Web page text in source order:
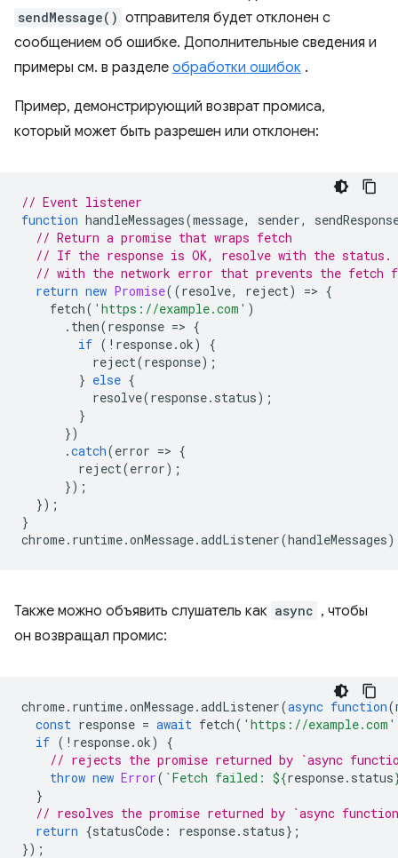
sendMessage() отправителя будет отклонен с
сообщением об ошибке. Дополнительные сведения и
примеры см. в разделе обработки ошибок .
Пример, демонстрирующий возврат промиса,
который может быть разрешен или отклонен:
// Event listener
function handleMessages(message, sender,
// Return a promise that wraps fetch
// If the response is OK, resolve with the
// with the network error that prevents the fetch
return new Promise((resolve, reject) => {
fetch( 'https://example.com' )
. then(response => {
if ( ! response.ok)
{
reject(response);
} else {
resolve(response. status);
}
})
.catch(error => {
reject(error);
});
});
}
chrome. runtime.onMessage.addListener(handleMessages
Также можно объявить слушатель как async , чтобы
он возвращал промис:
chrome. runtime.onMessage.addListener(async function(
const response = await fetch( 'https://example.com'
if ( ! response.ok)
{
// rejects the promise returned by `async
throw new Error( `Fetch failed: ${response. status
}
// resolves the promise returned by `async
return {statusCode : response. status};
});